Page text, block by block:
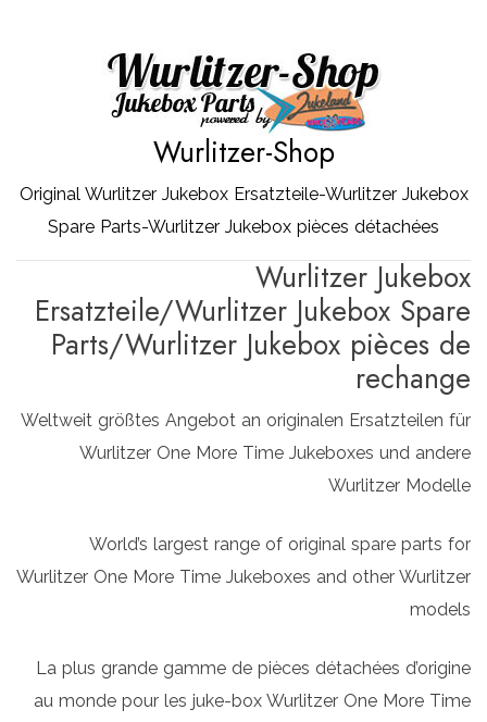
Wurlitzer-Shop
Original Wurlitzer Jukebox Ersatzteile-Wurlitzer Jukebox
Spare Parts-Wurlitzer Jukebox pièces détachées
Wurlitzer Jukebox
Ersatzteile/Wurlitzer Jukebox Spare
Parts/Wurlitzer Jukebox pièces de
rechange
Weltweit größtes Angebot an originalen Ersatzteilen für
Wurlitzer One More Time Jukeboxes und andere
Wurlitzer Modelle
World’s largest range of original spare parts for
Wurlitzer One More Time Jukeboxes and other Wurlitzer
models
La plus grande gamme de pièces détachées d’origine
au monde pour les juke-box Wurlitzer One More Time